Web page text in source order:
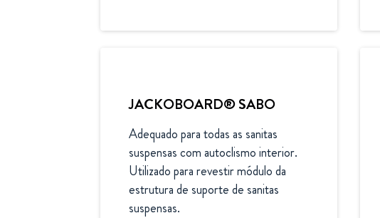
JACKOBOARD® SABO
Adequado para todas as sanitas
suspensas com autoclismo interior.
Utilizado para revestir módulo da
estrutura de suporte de sanitas
suspensas.